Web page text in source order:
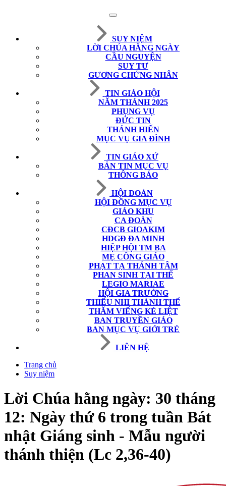
SUY NIỆM
LỜI CHÚA HẰNG NGÀY
CẦU NGUYỆN
SUY TƯ
GƯƠNG CHỨNG NHÂN
TIN GIÁO HỘI
NĂM THÁNH 2025
PHỤNG VỤ
ĐỨC TIN
THÁNH HIẾN
MỤC VỤ GIA ĐÌNH
TIN GIÁO XỨ
BẢN TIN MỤC VỤ
THÔNG BÁO
HỘI ĐOÀN
HỘI ĐỒNG MỤC VỤ
GIÁO KHU
CA ĐOÀN
CĐCB GIOAKIM
HDGĐ ĐA MINH
HIỆP HỘI TM BA
MẸ CÔNG GIÁO
PHẠT TẠ THÁNH TÂM
PHAN SINH TẠI THẾ
LEGIO MARIAE
HỘI GIA TRƯỞNG
THIẾU NHI THÁNH THỂ
THĂM VIẾNG KẺ LIỆT
BAN TRUYỀN GIÁO
BAN MỤC VỤ GIỚI TRẺ
LIÊN HỆ
Trang chủ
Suy niệm
Lời Chúa hằng ngày: 30 tháng
12: Ngày thứ 6 trong tuần Bát
nhật Giáng sinh - Mẫu người
thánh thiện (Lc 2,36-40)